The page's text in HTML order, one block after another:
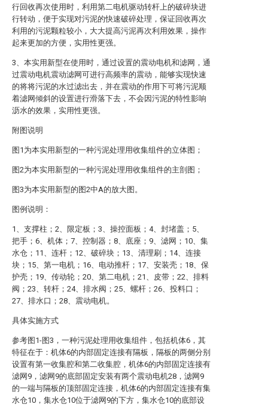
行回收再次使用时，利用第二电机驱动转杆上的破碎块进
行转动，便于实现对污泥的快速破碎处理，保证回收再次
利用的污泥颗粒较小，大大提高污泥再次利用效果，操作
起来更加的方便，实用性更强。
3、本实用新型在使用时，通过设置的震动电机和滤网，通
过震动电机震动滤网可进行高频率的震动，能够实现快速
的将将污泥的水过滤出去，并在震动的作用下可将污泥顺
着滤网倾斜的设置进行滑落下去，不会因污泥的特性影响
沥水的效果，实用性更强。
附图说明
图1为本实用新型的一种污泥处理用收集组件的立体图；
图2为本实用新型的一种污泥处理用收集组件的主剖图；
图3为本实用新型的图2中A的放大图。
图例说明：
1、支撑柱；2、限定板；3、操控面板；4、封堵盖；5、
把手；6、机体；7、控制器；8、底座；9、滤网；10、集
水仓；11、连杆；12、破碎块；13、清理刷；14、连接
块；15、第一电机；16、电动推杆；17、安装壳；18、保
护壳；19、传动轮；20、第二电机；21、皮带；22、排料
阀；23、转杆；24、排水阀；25、螺杆；26、投料口；
27、排水口；28、震动电机。
具体实施方式
参考图1-图3，一种污泥处理用收集组件，包括机体6，其
特征在于：机体6的内部固定连接有隔板，隔板的两侧分别
设置有第一收集腔和第二收集腔，机体6的内部固定连接有
滤网9，滤网9的底部固定安装有两个震动电机28，滤网9
的一端与隔板的顶部固定连接，机体6的内部固定连接有集
水仓10，集水仓10位于滤网9的下方，集水仓10的底部设